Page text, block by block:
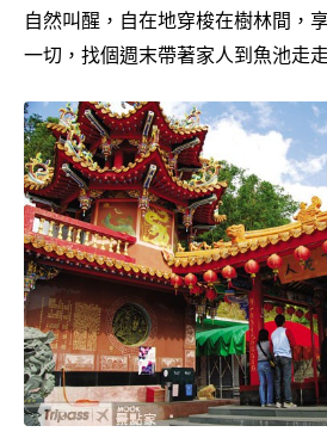
自然叫醒，自在地穿梭在樹林間，
一切，找個週末帶著家人到魚池走走